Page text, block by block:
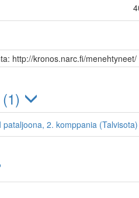
http://kronos.narc.fi/menehtyneet/
2. komppania (Talvisota)